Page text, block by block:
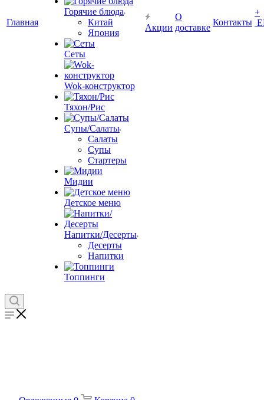
Главная
Горячие блюда
Китай
Япония
Сеты
Wok-конструктор
Тяхон/Рис
Супы/Салаты
Салаты
Супы
Стартеры
Мидии
Детское меню
Напитки/Десерты
Десерты
Напитки
Топпинги
Акции
О
доставке
Контакты
+